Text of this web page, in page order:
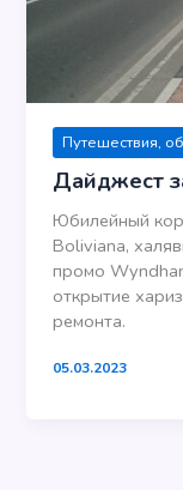
Путешествия,
Дайджест
Юбилейный
Boliviana,
промо
открытие
ремонта.
05.03.2023